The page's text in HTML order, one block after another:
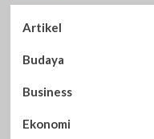
Artikel
Budaya
Business
Ekonomi